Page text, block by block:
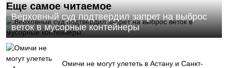
Еще самое читаемое
Верховный суд подтвердил запрет на выброс
веток в мусорные контейнеры
Омичи не могут улететь в Астану и Санкт-